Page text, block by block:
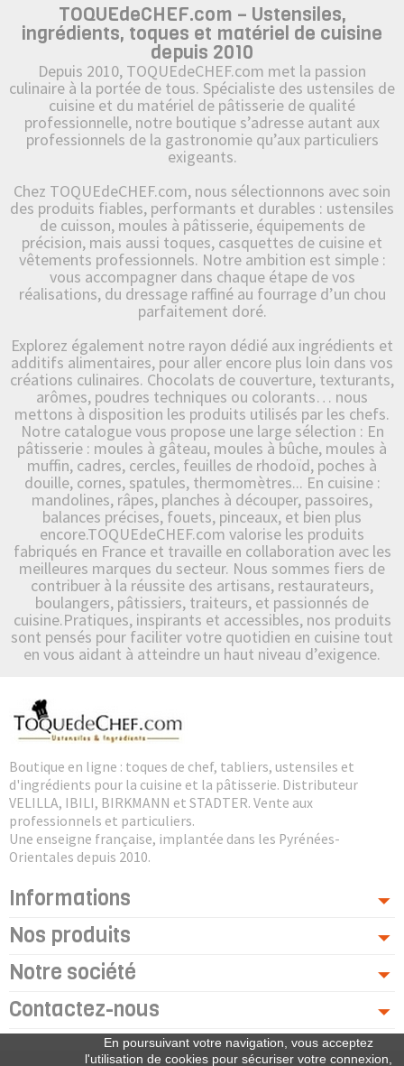
TOQUEdeCHEF.com – Ustensiles,
ingrédients, toques et matériel de cuisine
depuis 2010
Depuis 2010, TOQUEdeCHEF.com met la passion
culinaire à la portée de tous. Spécialiste des ustensiles de
cuisine et du matériel de pâtisserie de qualité
professionnelle, notre boutique s’adresse autant aux
professionnels de la gastronomie qu’aux particuliers
exigeants.
Chez TOQUEdeCHEF.com, nous sélectionnons avec soin
des produits fiables, performants et durables : ustensiles
de cuisson, moules à pâtisserie, équipements de
précision, mais aussi toques, casquettes de cuisine et
vêtements professionnels. Notre ambition est simple :
vous accompagner dans chaque étape de vos
réalisations, du dressage raffiné au fourrage d’un chou
parfaitement doré.
Explorez également notre rayon dédié aux ingrédients et
additifs alimentaires, pour aller encore plus loin dans vos
créations culinaires. Chocolats de couverture, texturants,
arômes, poudres techniques ou colorants… nous
mettons à disposition les produits utilisés par les chefs.
Notre catalogue vous propose une large sélection : En
pâtisserie : moules à gâteau, moules à bûche, moules à
muffin, cadres, cercles, feuilles de rhodoïd, poches à
douille, cornes, spatules, thermomètres... En cuisine :
mandolines, râpes, planches à découper, passoires,
balances précises, fouets, pinceaux, et bien plus
encore.TOQUEdeCHEF.com valorise les produits
fabriqués en France et travaille en collaboration avec les
meilleures marques du secteur. Nous sommes fiers de
contribuer à la réussite des artisans, restaurateurs,
boulangers, pâtissiers, traiteurs, et passionnés de
cuisine.Pratiques, inspirants et accessibles, nos produits
sont pensés pour faciliter votre quotidien en cuisine tout
en vous aidant à atteindre un haut niveau d’exigence.
Boutique en ligne : toques de chef, tabliers, ustensiles et
d'ingrédients pour la cuisine et la pâtisserie. Distributeur
VELILLA, IBILI, BIRKMANN et STADTER. Vente aux
professionnels et particuliers.
Une enseigne française, implantée dans les Pyrénées-
Orientales depuis 2010.
Informations
Nos produits
Notre société
Contactez-nous
En poursuivant votre navigation, vous acceptez
l'utilisation de cookies pour sécuriser votre connexion,